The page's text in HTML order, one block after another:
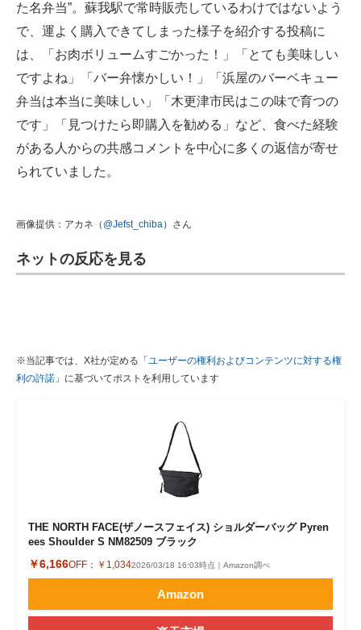
た名弁当”。蘇我駅で常時販売しているわけではないよう
で、運よく購入できてしまった様子を紹介する投稿に
は、「お肉ボリュームすごかった！」「とても美味しい
ですよね」「バー弁懐かしい！」「浜屋のバーベキュー
弁当は本当に美味しい」「木更津市民はこの味で育つの
です」「見つけたら即購入を勧める」など、食べた経験
がある人からの共感コメントを中心に多くの返信が寄せ
られていました。
画像提供：アカネ（ @Jefst_chiba）さん
ネットの反応を見る
※当記事では、X社が定める「 ユーザーの権利およびコンテンツに対する権
利の許諾 」に基づいてポストを利用しています
THE NORTH FACE(ザノースフェイス) ショルダーバッグ Pyren
ees Shoulder S NM82509 ブラック
￥6,166OFF： ￥1,0342026/03/18 16:03時点｜Amazon調べ
Amazon